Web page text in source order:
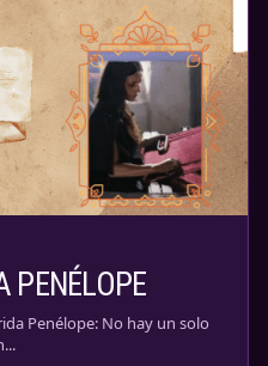
PENÉLOPE
Penélope: No hay un solo